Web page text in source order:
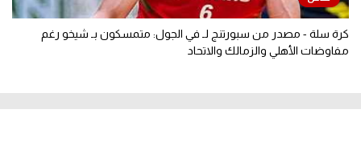
كرة سلة - مصدر من سبورتنج لـ في الجول: متمسكون بـ شيخو رغم
مفاوضات الأهلي والزمالك والاتحاد